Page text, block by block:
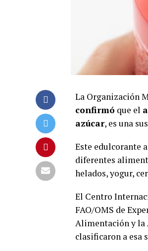
La Organización
confirmó que el
azúcar, es una
Este edulcorante
diferentes
helados, yogur,
El Centro
FAO/OMS de
Alimentación y la
clasificaron a esa